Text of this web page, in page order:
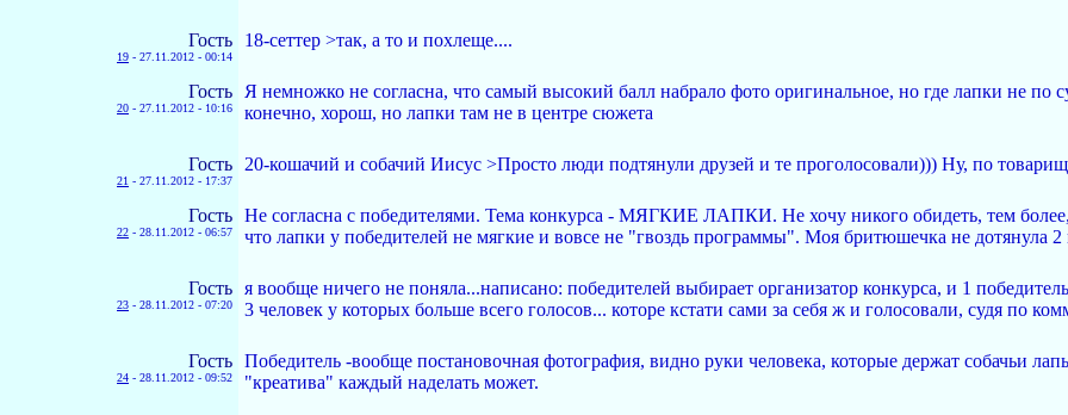
Гость
19 - 27.11.2012 - 00:14
18-сеттер >так, а то и похлеще....
Гость
20 - 27.11.2012 - 10:16
Я немножко не согласна, что самый высокий балл набрало фото оригинальное, но где лапки не по
конечно, хорош, но лапки там не в центре сюжета
Гость
21 - 27.11.2012 - 17:37
20-кошачий и собачий Иисус >Просто люди подтянули друзей и те проголосовали))) Ну, по
Гость
22 - 28.11.2012 - 06:57
Не согласна с победителями. Тема конкурса - МЯГКИЕ ЛАПКИ. Не хочу никого обидеть, тем
что лапки у победителей не мягкие и вовсе не "гвоздь программы". Моя бритюшечка не дотянула 2
Гость
23 - 28.11.2012 - 07:20
я вообще ничего не поняла...написано: победителей выбирает организатор конкурса, и 1
3 человек у которых больше всего голосов... которе кстати сами за себя ж и голосовали, судя по
Гость
24 - 28.11.2012 - 09:52
Победитель -вообще постановочная фотография, видно руки человека, которые держат собачьи
"креатива" каждый наделать может.